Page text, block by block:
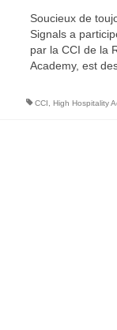
Soucieux de
Signals a
par la CCI de la
Academy, est
CCI High Hospitality